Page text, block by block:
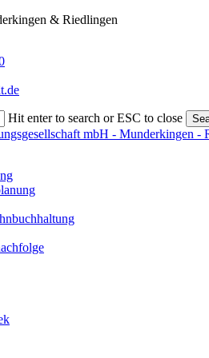
& Riedlingen
Hit enter to search or ESC to close